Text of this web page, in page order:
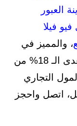
العبور
فيلا
، والمميز في
المشروع مساحة البناء التي لا تتعدى الـ 18% من
المول التجاري
اتصل واحجز